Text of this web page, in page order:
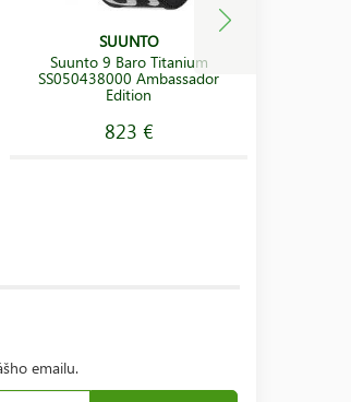
SUUNTO
Suunto 9 Baro Titanium
SS050438000 Ambassador
Edition
823 €
emailu.